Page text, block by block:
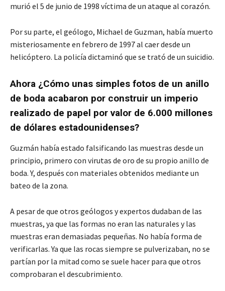
murió el 5 de junio de 1998 víctima de un ataque al corazón.
Por su parte, el geólogo, Michael de Guzman, había muerto
misteriosamente en febrero de 1997 al caer desde un
helicóptero. La policía dictaminó que se trató de un suicidio.
Ahora ¿Cómo unas simples fotos de un anillo
de boda acabaron por construir un imperio
realizado de papel por valor de 6.000 millones
de dólares estadounidenses?
Guzmán había estado falsificando las muestras desde un
principio, primero con virutas de oro de su propio anillo de
boda. Y, después con materiales obtenidos mediante un
bateo de la zona.
A pesar de que otros geólogos y expertos dudaban de las
muestras, ya que las formas no eran las naturales y las
muestras eran demasiadas pequeñas. No había forma de
verificarlas. Ya que las rocas siempre se pulverizaban, no se
partían por la mitad como se suele hacer para que otros
comprobaran el descubrimiento.